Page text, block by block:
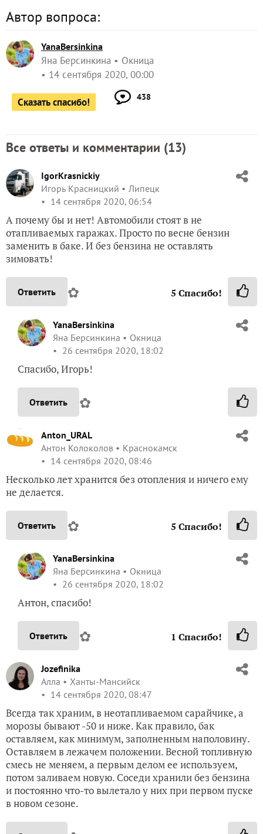
Автор вопроса:
YanaBersinkina
Яна Берсинкина
Окница
14 сентября 2020, 00:00
Сказать спасибо! 438
Все ответы и комментарии (13)
IgorKrasnickiy
Игорь Красницкий
Липецк
14 сентября 2020, 06:54
А почему бы и нет! Автомобили стоят в не
отапливаемых гаражах. Просто по весне бензин
заменить в баке. И без бензина не оставлять
зимовать!
Ответить ✿ 5 Спасибо!
YanaBersinkina
Яна Берсинкина
Окница
26 сентября 2020, 18:02
Спасибо, Игорь!
Ответить ✿
Anton_URAL
Антон Колоколов
Краснокамск
14 сентября 2020, 08:46
Несколько лет хранится без отопления и ничего ему
не делается.
Ответить ✿ 5 Спасибо!
YanaBersinkina
Яна Берсинкина
Окница
26 сентября 2020, 18:02
Антон, спасибо!
Ответить ✿ 1 Спасибо!
Jozefinika
Алла
Ханты-Мансийск
14 сентября 2020, 08:47
Всегда так храним, в неотапливаемом сарайчике, а
морозы бывают -50 и ниже. Как правило, бак
оставляем, как минимум, заполненным наполовину.
Оставляем в лежачем положении. Весной топливную
смесь не меняем, а первым делом ее используем,
потом заливаем новую. Соседи хранили без бензина
и постоянно что-то вылетало у них при первом пуске
в новом сезоне.